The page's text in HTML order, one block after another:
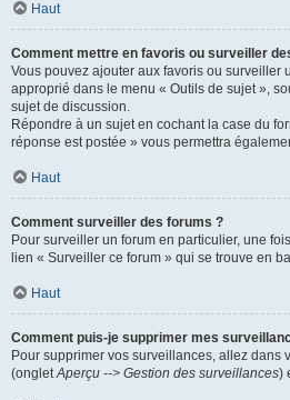
Haut
Comment mettre en favoris ou surveiller
Vous pouvez ajouter aux favoris ou surveiller
approprié dans le menu « Outils de sujet »,
sujet de discussion.
Répondre à un sujet en cochant la case du
réponse est postée » vous permettra
Haut
Comment surveiller des forums ?
Pour surveiller un forum en particulier, une
lien « Surveiller ce forum » qui se trouve en
Haut
Comment puis-je supprimer mes
Pour supprimer vos surveillances, allez dans
(ongletAperçu --> Gestion des surveillances)